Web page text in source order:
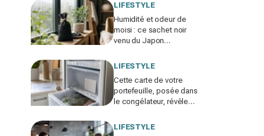
LIFESTYLE
Humidité et odeur de
moisi : ce sachet noir
venu du Japon
déshumidificateur sans
LIFESTYLE
Cette carte de votre
portefeuille, posée dans
le congélateur, révèle
d’électricité grimpe
LIFESTYLE